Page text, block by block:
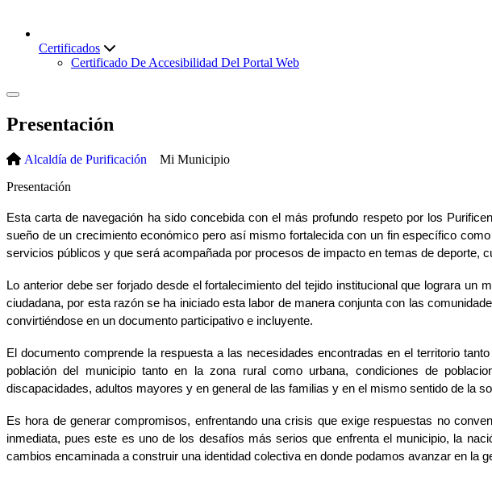
Certificados
Certificado De Accesibilidad Del Portal Web
Presentación
Alcaldía de Purificación
Mi Municipio
​​Presentación
Esta carta de navegación ha sido concebida con el más profundo respeto por los
sueño de un crecimiento económico pero así mismo fortalecida con un fin específico
servicios públicos y que será acompañada por procesos de impacto en temas de deporte,
Lo anterior debe ser forjado desde el fortalecimiento del tejido institucional que lograra
ciudadana, por esta razón se ha iniciado esta labor de manera conjunta con las
convirtiéndose en un documento participativo e incluyente.
El documento comprende la respuesta a las necesidades encontradas en el territorio
población del municipio tanto en la zona rural como urbana, condiciones de
discapacidades, adultos mayores y en general de las familias y en el mismo sentido de la
Es hora de generar compromisos, enfrentando una crisis que exige respuestas no
inmediata, pues este es uno de los desafíos más serios que enfrenta el municipio, la
cambios encaminada a construir una identidad colectiva en donde podamos avanzar en la